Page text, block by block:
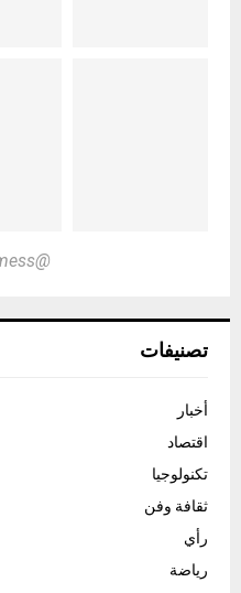
@thefirstmess
تصنيفات
أخبار
اقتصاد
تكنولوجيا
ثقافة وفن
رأي
رياضة